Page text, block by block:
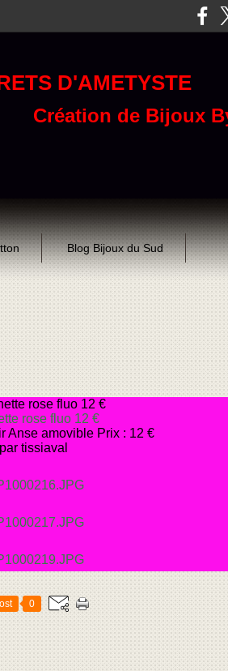
D'AMETYSTE
Création de Bijoux By
Blog Bijoux du Sud
rose fluo 12 €
Anse amovible Prix : 12 €
par tissiaval
0